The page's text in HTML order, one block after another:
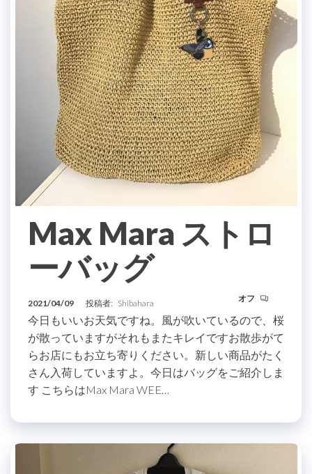
Max Mara ストロ
ーバッグ
2021/04/09 投稿者: Shibahara オフ
今日もいいお天気ですね。風が吹いているので、桜
が散っていますがそれもまたキレイですお散歩がて
らお店にもお立ち寄りください。新しい商品がたく
さん入荷していますよ。今日はバッグをご紹介しま
す こちらはMax Mara WEE…